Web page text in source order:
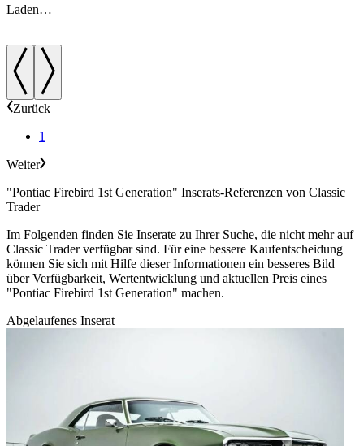
Laden…
Zurück
1
Weiter
"Pontiac Firebird 1st Generation" Inserats-Referenzen von Classic
Trader
Im Folgenden finden Sie Inserate zu Ihrer Suche, die nicht mehr auf
Classic Trader verfügbar sind. Für eine bessere Kaufentscheidung
können Sie sich mit Hilfe dieser Informationen ein besseres Bild
über Verfügbarkeit, Wertentwicklung und aktuellen Preis eines
"Pontiac Firebird 1st Generation" machen.
Abgelaufenes Inserat